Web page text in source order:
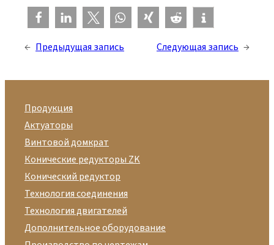
← Предыдущая запись Следующая запись →
Продукция
Актуаторы
Винтовой домкрат
Конические редукторы ZK
Конический редуктор
Технология соединения
Технология двигателей
Дополнительное оборудование